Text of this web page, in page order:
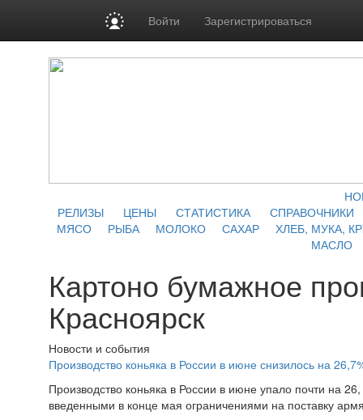
Войти Зарегистрироваться
РЕЛИЗЫ
ЦЕНЫ СТАТИСТИКА
СПРАВОЧНИКИ
МЯСО
РЫБА МОЛОКО САХАР
ХЛЕБ, МУКА,
МАСЛО
Картоно бумажное
Красноярск
Новости и события
Производство коньяка в России в июне снизилось на
Производство коньяка в России в июне упало почти на
введенными в конце мая ограничениями на поставку